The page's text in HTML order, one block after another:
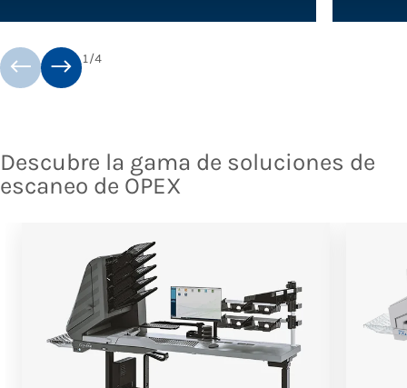
1/4
Descubre la gama de soluciones de
escaneo de OPEX